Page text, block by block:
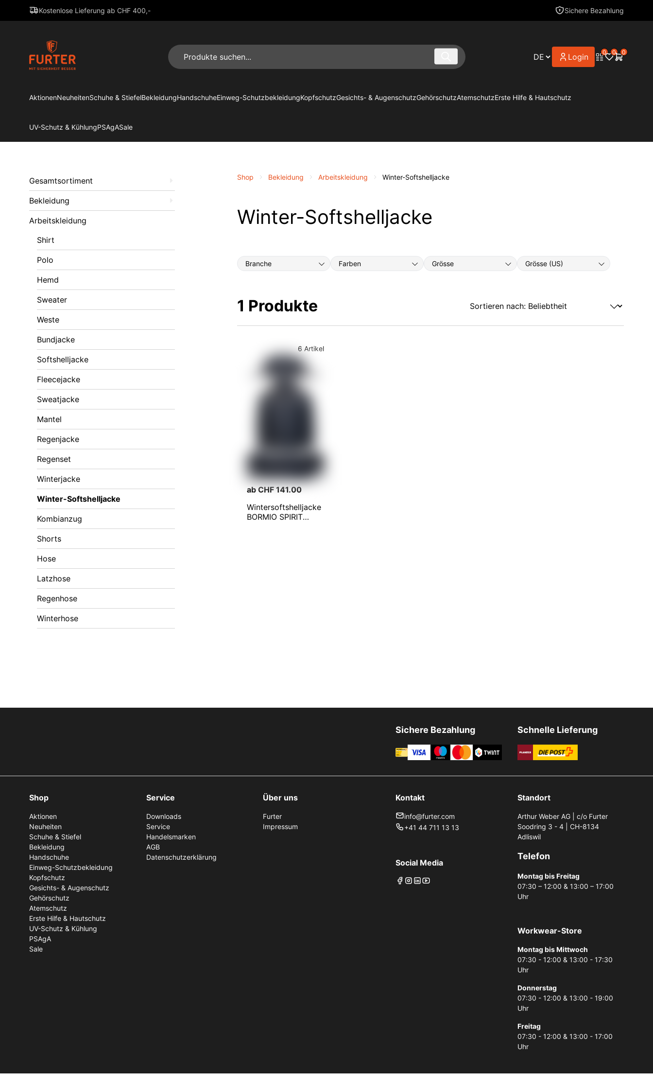
Kostenlose Lieferung ab CHF 400,- Sichere Bezahlung
Login 0 0 0
AktionenNeuheitenSchuhe & StiefelBekleidungHandschuheEinweg-SchutzbekleidungKopfschutzGesichts- & AugenschutzGehörschutzAtemschutzErste Hilfe & Hautschutz
UV-Schutz & KühlungPSAgASale
Gesamtsortiment
Bekleidung
Arbeitskleidung
Shirt
Polo
Hemd
Sweater
Weste
Bundjacke
Softshelljacke
Fleecejacke
Sweatjacke
Mantel
Regenjacke
Regenset
Winterjacke
Winter-Softshelljacke
Kombianzug
Shorts
Hose
Latzhose
Regenhose
Winterhose
Shop Bekleidung Arbeitskleidung Winter-Softshelljacke
Winter-Softshelljacke
Branche Farben Grösse Grösse (US)
1 Produkte
6 Artikel
ab CHF 141.00
Wintersoftshelljacke
BORMIO SPIRIT
Sichere Bezahlung Schnelle Lieferung
Shop
Aktionen
Neuheiten
Schuhe & Stiefel
Bekleidung
Handschuhe
Einweg-Schutzbekleidung
Kopfschutz
Gesichts- & Augenschutz
Gehörschutz
Atemschutz
Erste Hilfe & Hautschutz
UV-Schutz & Kühlung
PSAgA
Sale
Service
Downloads
Service
Handelsmarken
AGB
Datenschutzerklärung
Über uns
Furter
Impressum
Kontakt
info@furter.com
+41 44 711 13 13
Social Media
Standort
Arthur Weber AG | c/o Furter
Soodring 3 - 4 | CH-8134
Adliswil
Telefon
Montag bis Freitag
07:30 – 12:00 & 13:00 – 17:00
Uhr
Workwear-Store
Montag bis Mittwoch
07:30 - 12:00 & 13:00 - 17:30
Uhr
Donnerstag
07:30 - 12:00 & 13:00 - 19:00
Uhr
Freitag
07:30 - 12:00 & 13:00 - 17:00
Uhr